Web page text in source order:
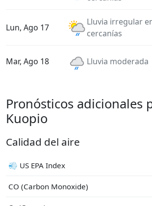
Lun, Ago 17
Lluvia irregular
cercanías
Mar, Ago 18 Lluvia moderada
Pronósticos adicionales
Kuopio
Calidad del aire
💨 US EPA Index
CO (Carbon Monoxide)